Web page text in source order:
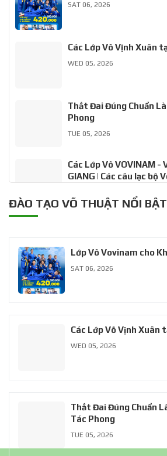
SAT 06, 2026
Các Lớp Võ Vịnh Xuân
WED 05, 2026
Thắt Đai Đúng Chuẩn
Phong
TUE 05, 2026
Các Lớp Võ VOVINAM -
GIANG | Các câu lạc bộ
FRI 06, 2024
ĐÀO TẠO VÕ THUẬT NỔI BẬT
Lớp Võ Vovinam cho
SAT 06, 2026
Các Lớp Võ Vịnh Xuân
WED 05, 2026
Thắt Đai Đúng Chuẩn
Tác Phong
TUE 05, 2026